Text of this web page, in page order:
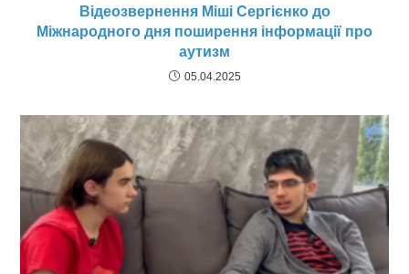
Відеозвернення Міші Сергієнко до
Міжнародного дня поширення інформації про
аутизм
05.04.2025